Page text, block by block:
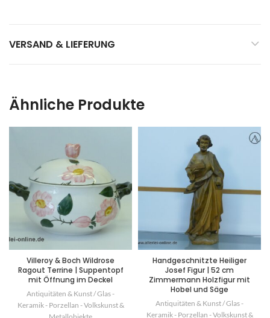
VERSAND & LIEFERUNG
Ähnliche Produkte
Villeroy & Boch Wildrose
Ragout Terrine | Suppentopf
mit Öffnung im Deckel
Antiquitäten & Kunst / Glas -
Keramik - Porzellan - Volkskunst &
Handgeschnitzte Heiliger
Josef Figur | 52 cm
Zimmermann Holzfigur mit
Hobel und Säge
Antiquitäten & Kunst / Glas -
Keramik - Porzellan - Volkskunst &